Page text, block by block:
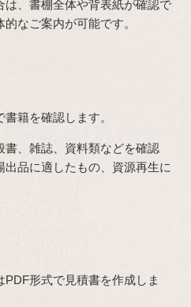
、書棚全体や背表紙が確認で
なご案内が可能です。
籍を確認します。
、雑誌、資料類などを確認
出品に適したもの、資源再生に
形式で見積書を作成しま